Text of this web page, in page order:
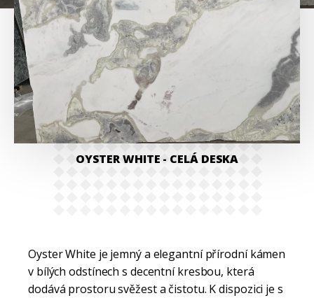
OYSTER WHITE - CELÁ DESKA
Oyster White je jemný a elegantní přírodní kámen
v bílých odstínech s decentní kresbou, která
dodává prostoru svěžest a čistotu. K dispozici je s